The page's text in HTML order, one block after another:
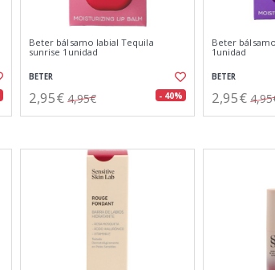
Beter bálsamo labial Tequila
sunrise 1unidad
BETER
2,95€ 4,95€ - 40%
Beter
1unidad
BETER
2,95€